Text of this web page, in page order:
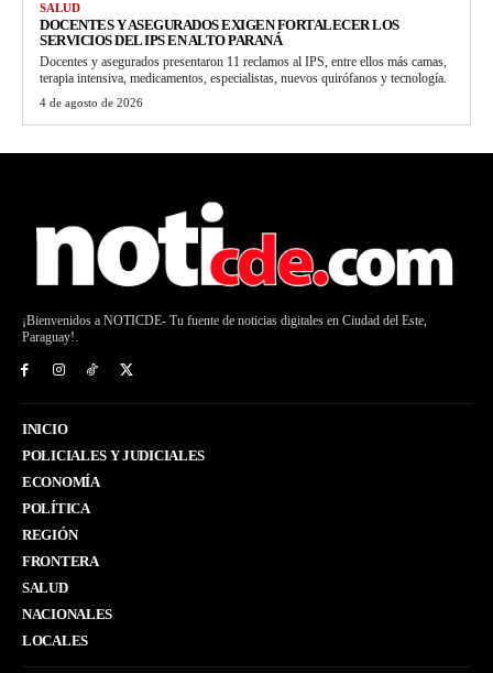
SALUD
DOCENTES Y ASEGURADOS EXIGEN FORTALECER LOS
SERVICIOS DEL IPS EN ALTO PARANÁ
Docentes y asegurados presentaron 11 reclamos al IPS, entre ellos más camas,
terapia intensiva, medicamentos, especialistas, nuevos quirófanos y tecnología.
4 de agosto de 2026
¡Bienvenidos a NOTICDE- Tu fuente de noticias digitales en Ciudad del Este,
Paraguay!.
INICIO
POLICIALES Y JUDICIALES
ECONOMÍA
POLÍTICA
REGIÓN
FRONTERA
SALUD
NACIONALES
LOCALES